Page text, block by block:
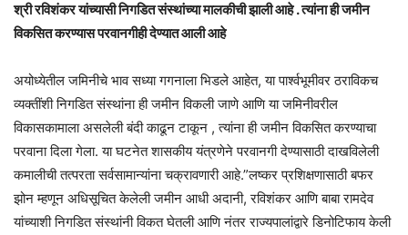
श्री रविशंकर यांच्यासी निगडित संस्थांच्या मालकीची झाली आहे . त्यांना ही जमीन
विकसित करण्यास परवानगीही देण्यात आली आहे
अयोध्येतील जमिनीचे भाव सध्या गगनाला भिडले आहेत, या पार्श्वभूमीवर ठराविकच
व्यक्तींशी निगडित संस्थांना ही जमीन विकली जाणे आणि या जमिनीवरील
विकासकामाला असलेली बंदी काढून टाकून , त्यांना ही जमीन विकसित करण्याचा
परवाना दिला गेला. या घटनेत शासकीय यंत्रणेने परवानगी देण्यासाठी दाखविलेली
कमालीची तत्परता सर्वसामान्यांना चक्रावणारी आहे.”लष्कर प्रशिक्षणासाठी बफर
झोन म्हणून अधिसूचित केलेली जमीन आधी अदानी, रविशंकर आणि बाबा रामदेव
यांच्याशी निगडित संस्थांनी विकत घेतली आणि नंतर राज्यपालांद्वारे डिनोटिफाय केली